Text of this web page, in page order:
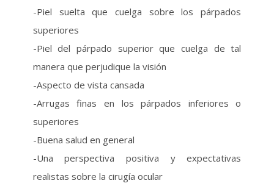
-Piel suelta que cuelga sobre los párpados
superiores
-Piel del párpado superior que cuelga de tal
manera que perjudique la visión
-Aspecto de vista cansada
-Arrugas finas en los párpados inferiores o
superiores
-Buena salud en general
-Una perspectiva positiva y expectativas
realistas sobre la cirugía ocular